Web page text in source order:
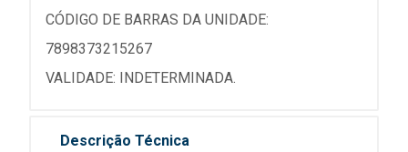
CÓDIGO DE BARRAS DA UNIDADE:
7898373215267
VALIDADE: INDETERMINADA.
Descrição Técnica